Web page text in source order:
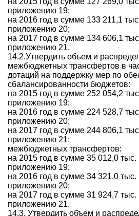
приложению 19;
на 2016 год в сумме 133 211,1
приложению 20;
на 2017 год в сумме 134 606,1
приложению 21.
14.2.Утвердить объем и
межбюджетных трансфертов в
дотаций на поддержку мер по
сбалансированности бюджетов:
на 2015 год в сумме 252 054,2
приложению 19;
на 2016 год в сумме 224 528,7
приложению 20;
на 2017 год в сумме 244 806,1
приложению 21;
межбюджетных трансфертов:
на 2015 год в сумме 35 012,0 тыс.
приложению 19;
на 2016 год в сумме 34 321,0 тыс.
приложению 20;
на 2017 год в сумме 31 924,7 тыс.
приложению 21.
14.3. Утвердить объем и